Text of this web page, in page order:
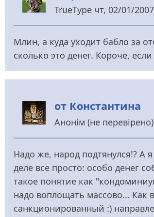
TrueType чт, 02/01/
Млин, а куда уходит бабло за
сколько это денег. Короче,
от Константина
Анонім (не перевірено)
Надо же, народ подтянулся!? А
деле все просто: особо денег
такое понятие как
надо воплощать массово... Как
санкционированный :)